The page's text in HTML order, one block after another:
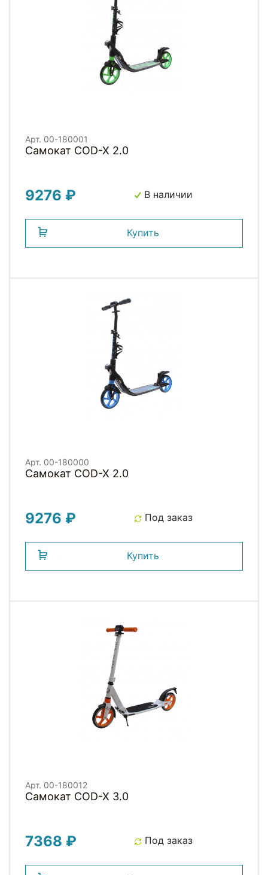
Арт. 00-180001
Самокат COD-X 2.0
9276 ₽ В наличии
Купить
Арт. 00-180000
Самокат COD-X 2.0
9276 ₽ Под заказ
Купить
Арт. 00-180012
Самокат COD-X 3.0
7368 ₽ Под заказ